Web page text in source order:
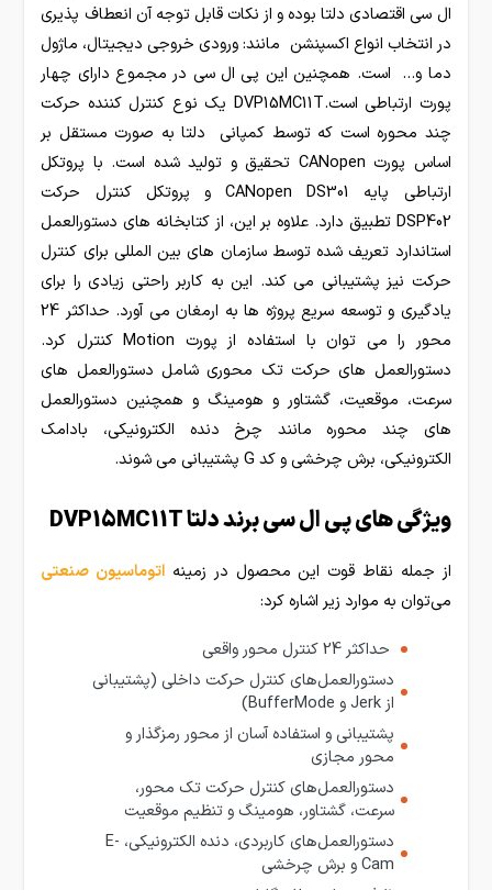
ال سی اقتصادی دلتا بوده و از نکات قابل توجه آن انعطاف پذیری
در انتخاب انواع اکسپنشن مانند: ورودی خروجی دیجیتال، ماژول
دما و… است. همچنین این پی ال سی در مجموع دارای چهار
پورت ارتباطی است.DVP15MC11T یک نوع کنترل کننده حرکت
چند محوره است که توسط کمپانی دلتا به صورت مستقل بر
اساس پورت CANopen تحقیق و تولید شده است. با پروتکل
ارتباطی پایه CANopen DS301 و پروتکل کنترل حرکت
DSP402 تطبیق دارد. علاوه بر این، از کتابخانه های دستورالعمل
استاندارد تعریف شده توسط سازمان های بین المللی برای کنترل
حرکت نیز پشتیبانی می کند. این به کاربر راحتی زیادی را برای
یادگیری و توسعه سریع پروژه ها به ارمغان می آورد. حداکثر 24
محور را می توان با استفاده از پورت Motion کنترل کرد.
دستورالعمل های حرکت تک محوری شامل دستورالعمل های
سرعت، موقعیت، گشتاور و هومینگ و همچنین دستورالعمل
های چند محوره مانند چرخ دنده الکترونیکی، بادامک
الکترونیکی، برش چرخشی و کد G پشتیبانی می شوند.
ویژگی های پی ال سی برند دلتا DVP15MC11T
از جمله نقاط قوت این محصول در زمینه اتوماسیون صنعتی
می‌توان به موارد زیر اشاره کرد:
حداکثر 24 کنترل محور واقعی
دستورالعمل‌های کنترل حرکت داخلی (پشتیبانی
از Jerk و BufferMode)
پشتیبانی و استفاده آسان از محور رمزگذار و
محور مجازی
دستورالعمل‌های کنترل حرکت تک محور،
سرعت، گشتاور، هومینگ و تنظیم موقعیت
دستورالعمل‌های کاربردی، دنده الکترونیکی، E-
Cam و برش چرخشی